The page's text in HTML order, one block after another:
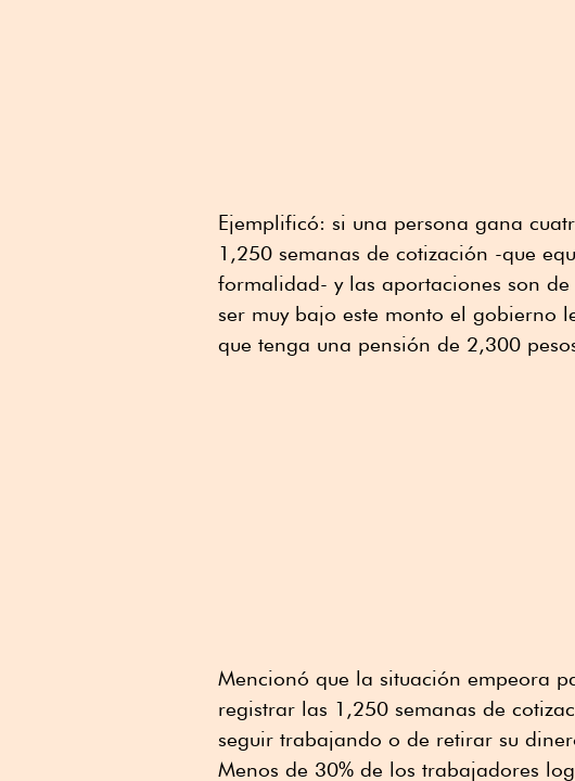
Ejemplificó: si una persona gana
1,250 semanas de cotización -que
formalidad- y las aportaciones son
ser muy bajo este monto el gobierno
que tenga una pensión de 2,300
Mencionó que la situación empeora
registrar las 1,250 semanas de
seguir trabajando o de retirar su
Menos de 30% de los trabajadores